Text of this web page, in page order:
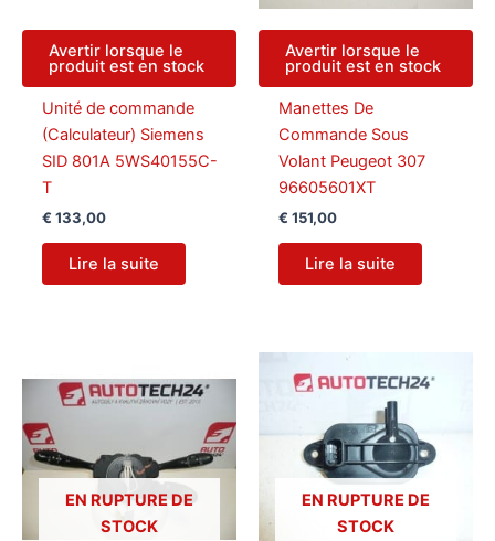
Avertir lorsque le
produit est en stock
Unité de commande
(Calculateur) Siemens
SID 801A 5WS40155C-
T
€ 133,00
Lire la suite
Avertir lorsque le
produit est en stock
Manettes De
Commande Sous
Volant Peugeot 307
96605601XT
€ 151,00
Lire la suite
EN RUPTURE DE
STOCK
EN RUPTURE DE
STOCK